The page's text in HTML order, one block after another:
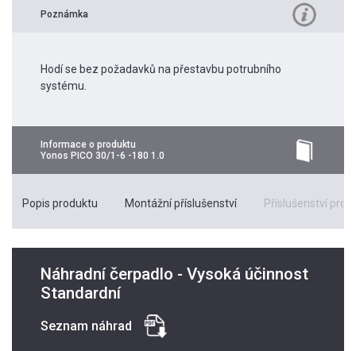
Poznámka
Hodí se bez požadavků na přestavbu potrubního
systému.
Informace o produktu
Yonos PICO 30/1-6 -180 1.0
Popis produktu Montážní příslušenství Příslušenství pro
Náhradní čerpadlo - Vysoká účinnost
Standardní
Seznam náhrad